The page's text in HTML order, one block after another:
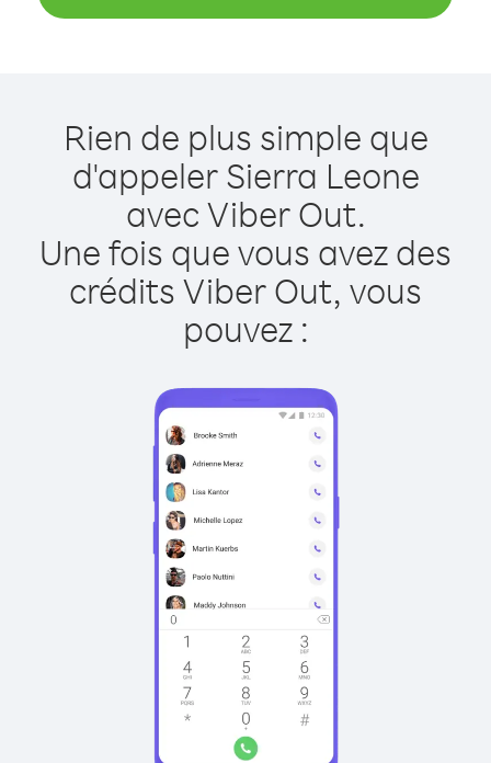
Rien de plus simple que
d'appeler Sierra Leone
avec Viber Out.
Une fois que vous avez des
crédits Viber Out, vous
pouvez :